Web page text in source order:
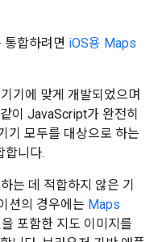
통합하려면 iOS용 Maps
기에 맞게 개발되었으며
이 JavaScript가 완전히
기 모두를 대상으로 하는
합니다.
는 데 적합하지 않은 기
션의 경우에는 Maps
포함한 지도 이미지를